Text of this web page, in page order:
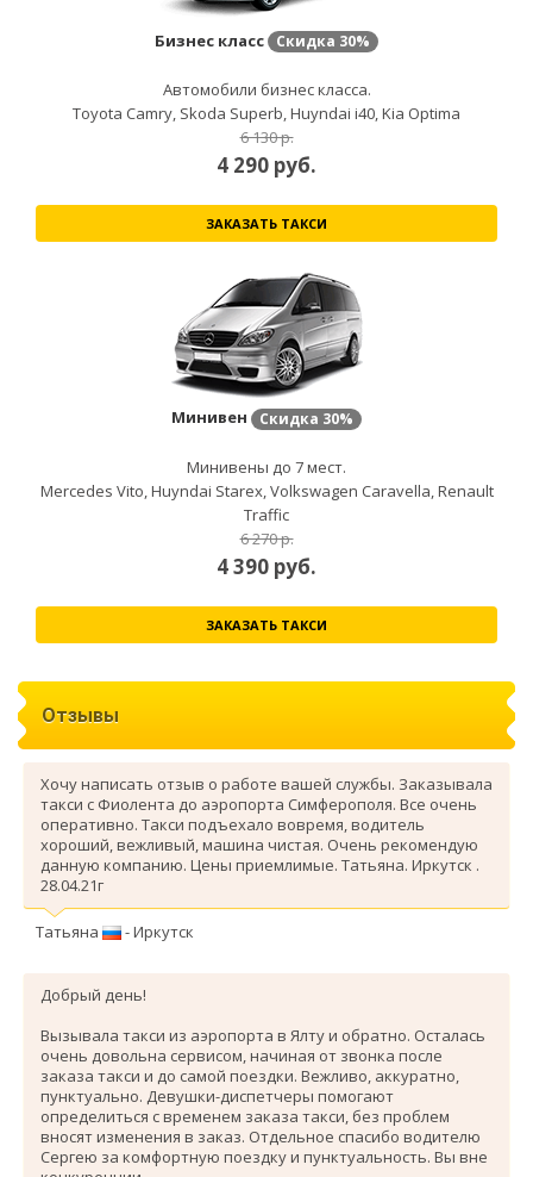
Бизнес класс Скидка 30%
Автомобили бизнес класса.
Toyota Camry, Skoda Superb, Huyndai i40, Kia Optima
6 130 р.
4 290 руб.
ЗАКАЗАТЬ ТАКСИ
Минивен Скидка 30%
Минивены до 7 мест.
Mercedes Vito, Huyndai Starex, Volkswagen Caravella, Renault
Traffic
6 270 р.
4 390 руб.
ЗАКАЗАТЬ ТАКСИ
Отзывы
Хочу написать отзыв о работе вашей службы. Заказывала
такси с Фиолента до аэропорта Симферополя. Все очень
оперативно. Такси подъехало вовремя, водитель
хороший, вежливый, машина чистая. Очень рекомендую
данную компанию. Цены приемлимые. Татьяна. Иркутск .
28.04.21г
Татьяна - Иркутск
Добрый день!
Вызывала такси из аэропорта в Ялту и обратно. Осталась
очень довольна сервисом, начиная от звонка после
заказа такси и до самой поездки. Вежливо, аккуратно,
пунктуально. Девушки-диспетчеры помогают
определиться с временем заказа такси, без проблем
вносят изменения в заказ. Отдельное спасибо водителю
Сергею за комфортную поездку и пунктуальность. Вы вне